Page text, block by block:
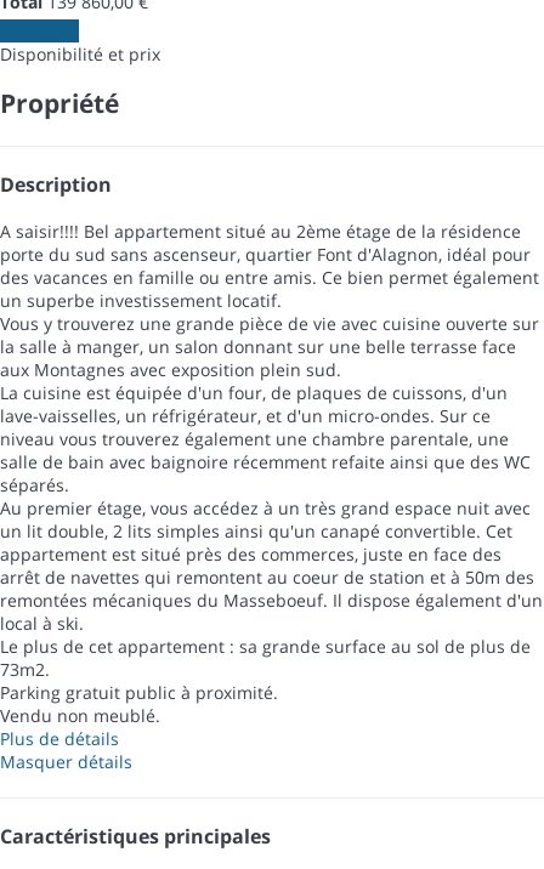
Disponibilité et prix
Propriété
Description
A saisir!!!! Bel appartement situé au 2ème étage de la résidence
porte du sud sans ascenseur, quartier Font d'Alagnon, idéal pour
des vacances en famille ou entre amis. Ce bien permet également
un superbe investissement locatif.
Vous y trouverez une grande pièce de vie avec cuisine ouverte sur
la salle à manger, un salon donnant sur une belle terrasse face
aux Montagnes avec exposition plein sud.
La cuisine est équipée d'un four, de plaques de cuissons, d'un
lave-vaisselles, un réfrigérateur, et d'un micro-ondes. Sur ce
niveau vous trouverez également une chambre parentale, une
salle de bain avec baignoire récemment refaite ainsi que des WC
séparés.
Au premier étage, vous accédez à un très grand espace nuit avec
un lit double, 2 lits simples ainsi qu'un canapé convertible. Cet
appartement est situé près des commerces, juste en face des
arrêt de navettes qui remontent au coeur de station et à 50m des
remontées mécaniques du Masseboeuf. Il dispose également d'un
local à ski.
Le plus de cet appartement : sa grande surface au sol de plus de
73m2.
Parking gratuit public à proximité.
Vendu non meublé.
Plus de détails
Masquer détails
Caractéristiques principales